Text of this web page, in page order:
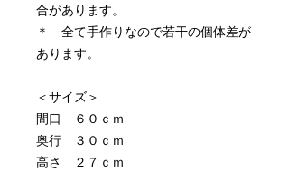
合があります。
＊ 全て手作りなので若干の個体差が
あります。
＜サイズ＞
間口 ６０ｃｍ
奥行 ３０ｃｍ
高さ ２７ｃｍ